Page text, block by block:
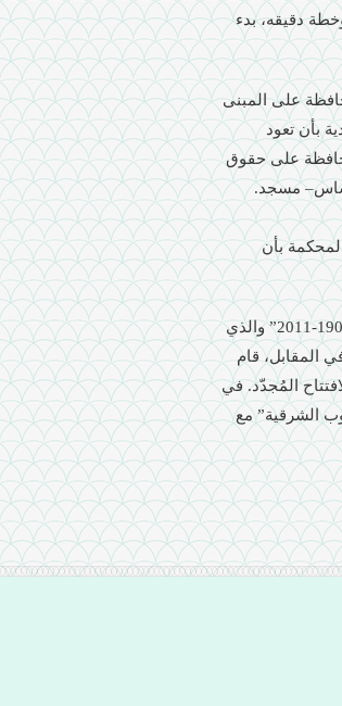
دقيقه، بدء
على المبنى
بأن تعود
على حقوق
مسجد.
العليا في حزيران 2011، وحكمت المحكمة بأن
قبل صدور قرار المحكمة بادرت بلدية بئر السبع بعرض مؤقت “أجيال بئر السبع من 1900-2011” والذي
دروري. عُرض المعرض من تشرين الثاني 2011 حتى تشرين أول 2013. في المقابل، قام
المُجدّد. في
الشرقية” مع